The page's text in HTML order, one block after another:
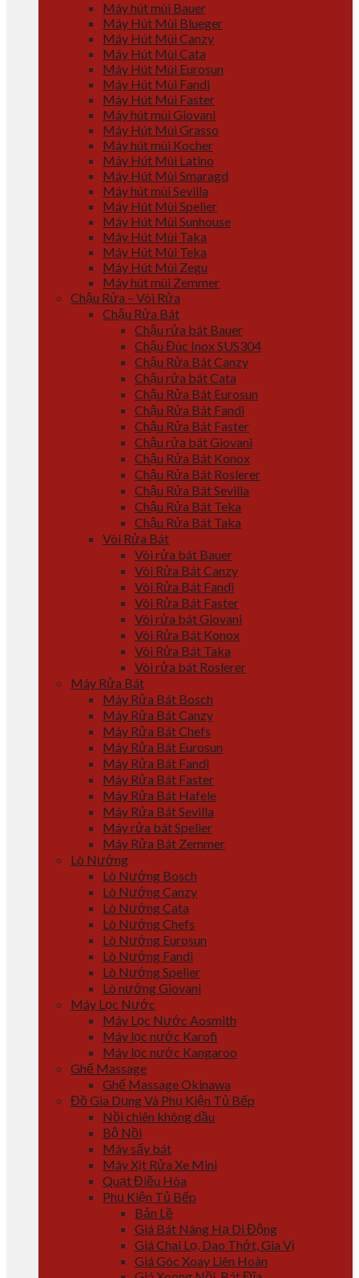
Máy hút mùi Bauer
Máy Hút Mùi Blueger
Máy Hút Mùi Canzy
Máy Hút Mùi Cata
Máy Hút Mùi Eurosun
Máy Hút Mùi Fandi
Máy Hút Mùi Faster
Máy hút mùi Giovani
Máy Hút Mùi Grasso
Máy hút mùi Kocher
Máy Hút Mùi Latino
Máy Hút Mùi Smaragd
Máy hút mùi Sevilla
Máy Hút Mùi Spelier
Máy Hút Mùi Sunhouse
Máy Hút Mùi Taka
Máy Hút Mùi Teka
Máy Hút Mùi Zegu
Máy hút mùi Zemmer
Chậu Rửa – Vòi Rửa
Chậu Rửa Bát
Chậu rửa bát Bauer
Chậu Đúc Inox SUS304
Chậu Rửa Bát Canzy
Chậu rửa bát Cata
Chậu Rửa Bát Eurosun
Chậu Rửa Bát Fandi
Chậu Rửa Bát Faster
Chậu rửa bát Giovani
Chậu Rửa Bát Konox
Chậu Rửa Bát Roslerer
Chậu Rửa Bát Sevilla
Chậu Rửa Bát Teka
Chậu Rửa Bát Taka
Vòi Rửa Bát
Vòi rửa bát Bauer
Vòi Rửa Bát Canzy
Vòi Rửa Bát Fandi
Vòi Rửa Bát Faster
Vòi rửa bát Giovani
Vòi Rửa Bát Konox
Vòi Rửa Bát Taka
Vòi rửa bát Roslerer
Máy Rửa Bát
Máy Rửa Bát Bosch
Máy Rửa Bát Canzy
Máy Rửa Bát Chefs
Máy Rửa Bát Eurosun
Máy Rửa Bát Fandi
Máy Rửa Bát Faster
Máy Rửa Bát Hafele
Máy Rửa Bát Sevilla
Máy rửa bát Spelier
Máy Rửa Bát Zemmer
Lò Nướng
Lò Nướng Bosch
Lò Nướng Canzy
Lò Nướng Cata
Lò Nướng Chefs
Lò Nướng Eurosun
Lò Nướng Fandi
Lò Nướng Spelier
Lò nướng Giovani
Máy Lọc Nước
Máy Lọc Nước Aosmith
Máy lọc nước Karofi
Máy lọc nước Kangaroo
Ghế Massage
Ghế Massage Okinawa
Đồ Gia Dụng Và Phụ Kiện Tủ Bếp
Nồi chiên không dầu
Bộ Nồi
Máy sấy bát
Máy Xịt Rửa Xe Mini
Quạt Điều Hòa
Phụ Kiện Tủ Bếp
Bản Lề
Giá Bát Nâng Hạ Di Động
Giá Chai Lọ, Dao Thớt, Gia Vị
Giá Góc Xoay Liên Hoàn